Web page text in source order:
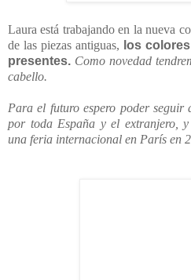
Laura está trabajando en la nueva
de las piezas antiguas, los
presentes. Como novedad
cabello.
Para el futuro espero poder seguir
por toda España y el extranjero,
una feria internacional en París en